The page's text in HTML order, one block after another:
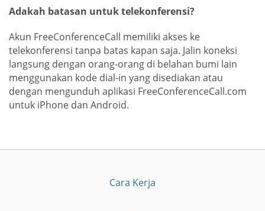
Adakah batasan untuk telekonferensi?
Akun FreeConferenceCall memiliki akses ke
telekonferensi tanpa batas kapan saja. Jalin koneksi
langsung dengan orang-orang di belahan bumi lain
menggunakan kode dial-in yang disediakan atau
dengan mengunduh aplikasi FreeConferenceCall.com
untuk iPhone dan Android.
Cara Kerja